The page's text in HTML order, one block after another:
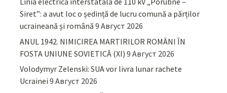
Siret”: a avut loc o ședință de lucru comună a părților
ucraineană și română 9 Август 2026
ANUL 1942. NIMICIREA MARTIRILOR ROMÂNI ÎN
FOSTA UNIUNE SOVIETICĂ (XI) 9 Август 2026
Volodymyr Zelenski: SUA vor livra lunar rachete
Ucrainei 9 Август 2026